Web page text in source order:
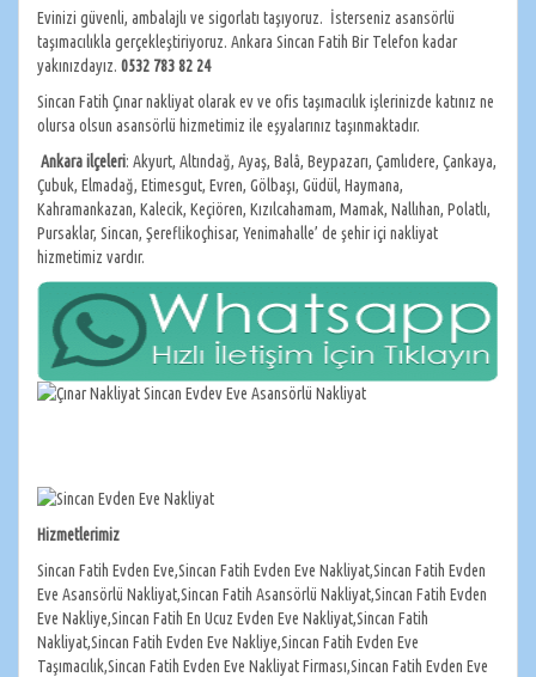
Evinizi güvenli, ambalajlı ve sigorlatı taşıyoruz. İsterseniz asansörlü
taşımacılıkla gerçekleştiriyoruz. Ankara Sincan Fatih Bir Telefon kadar
yakınızdayız. 0532 783 82 24
Sincan Fatih Çınar nakliyat olarak ev ve ofis taşımacılık işlerinizde katınız ne
olursa olsun asansörlü hizmetimiz ile eşyalarınız taşınmaktadır.
Ankarailçeleri: Akyurt, Altındağ, Ayaş, Balâ, Beypazarı, Çamlıdere, Çankaya,
Çubuk, Elmadağ, Etimesgut, Evren, Gölbaşı, Güdül, Haymana,
Kahramankazan, Kalecik, Keçiören, Kızılcahamam, Mamak, Nallıhan, Polatlı,
Pursaklar, Sincan, Şereflikoçhisar, Yenimahalle’ de şehir içi nakliyat
hizmetimiz vardır.
Hizmetlerimiz
Sincan Fatih Evden Eve,Sincan Fatih Evden Eve Nakliyat,Sincan Fatih Evden
Eve Asansörlü Nakliyat,Sincan Fatih Asansörlü Nakliyat,Sincan Fatih Evden
Eve Nakliye,Sincan Fatih En Ucuz Evden Eve Nakliyat,Sincan Fatih
Nakliyat,Sincan Fatih Evden Eve Nakliye,Sincan Fatih Evden Eve
Taşımacılık,Sincan Fatih Evden Eve Nakliyat Firması,Sincan Fatih Evden Eve